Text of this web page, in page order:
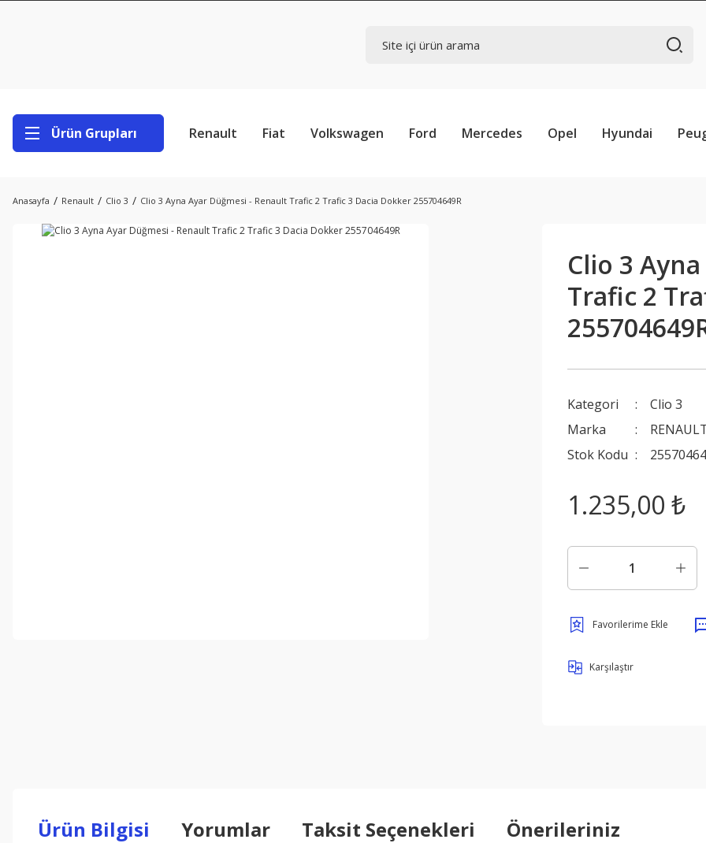
Ürün Grupları Renault Fiat Volkswagen Ford Mercedes Opel Hyundai
Anasayfa Renault Clio 3 Clio 3 Ayna Ayar Düğmesi - Renault Trafic 2 Trafic 3 Dacia Dokker 255704649R
Clio 3
Trafic 2
Kategori
Clio 3
Marka
Stok Kodu
1.235,00 ₺
Karşılaştır
Ürün Bilgisi Yorumlar Taksit Seçenekleri Önerileriniz